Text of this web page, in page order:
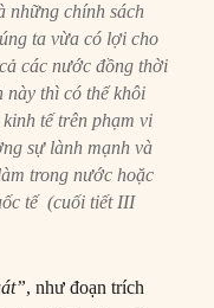
những chính sách
ta vừa có lợi cho
các nước đồng thời
này thì có thể khôi
tế trên phạm vi
sự lành mạnh và
trong nước hoặc
tế (cuối tiết III
, như đoạn trích